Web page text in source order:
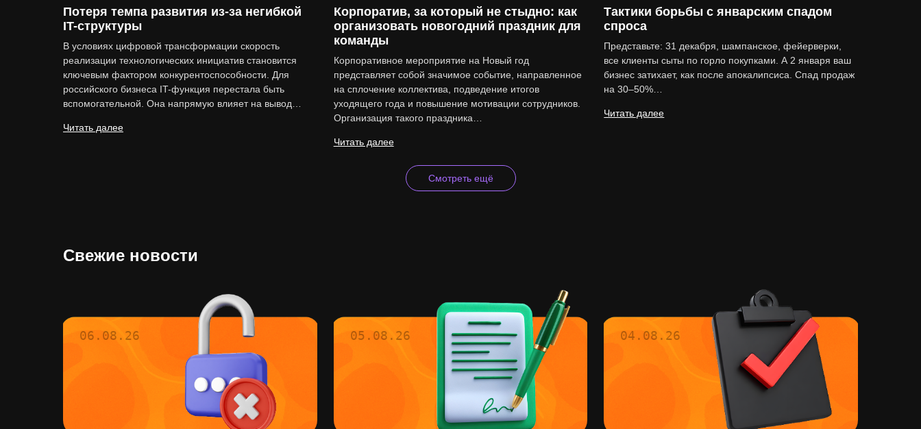
Потеря темпа развития из-за негибкой
IT-структуры
В условиях цифровой трансформации скорость
реализации технологических инициатив становится
ключевым фактором конкурентоспособности. Для
российского бизнеса IT-функция перестала быть
вспомогательной. Она напрямую влияет на вывод…
Читать далее
Корпоратив, за который не стыдно: как
организовать новогодний праздник для
команды
Корпоративное мероприятие на Новый год
представляет собой значимое событие, направленное
на сплочение коллектива, подведение итогов
уходящего года и повышение мотивации сотрудников.
Организация такого праздника…
Читать далее
Тактики борьбы с январским спадом
спроса
Представьте: 31 декабря, шампанское, фейерверки,
все клиенты сыты по горло покупками. А 2 января ваш
бизнес затихает, как после апокалипсиса. Спад продаж
на 30–50%…
Читать далее
Смотреть ещё
Свежие новости
06.08.26 05.08.26 04.08.26